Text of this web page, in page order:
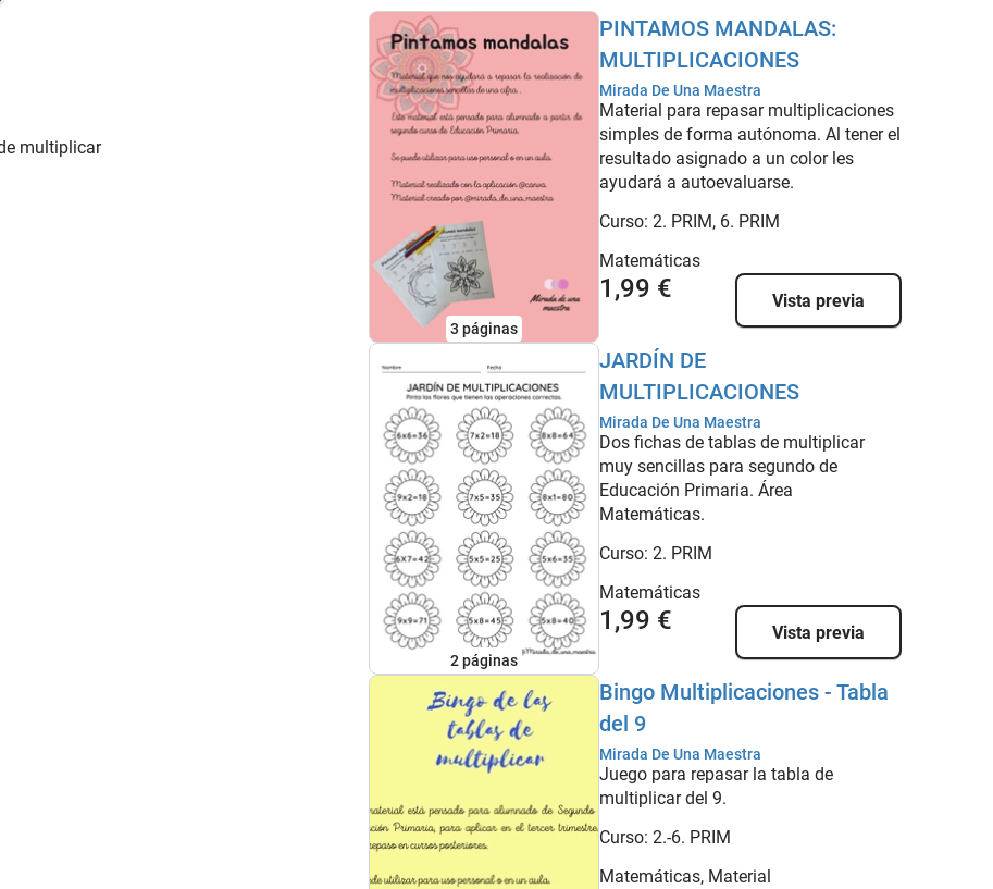
multiplicar
3 páginas
PINTAMOS MANDALAS:
MULTIPLICACIONES
Mirada De Una Maestra
Material para repasar multiplicaciones
simples de forma autónoma. Al tener el
resultado asignado a un color les
ayudará a autoevaluarse.
Curso: 2. PRIM, 6. PRIM
Matemáticas
1,99 € Vista previa
2páginas
JARDÍN DE
MULTIPLICACIONES
Mirada De Una Maestra
Dos fichas de tablas de multiplicar
muy sencillas para segundo de
Educación Primaria. Área
Matemáticas.
Curso: 2. PRIM
Matemáticas
1,99 € Vista previa
Bingo Multiplicaciones - Tabla
del 9
Mirada De Una Maestra
Juego para repasar la tabla de
multiplicar del 9.
Curso: 2.-6. PRIM
Matemáticas, Material